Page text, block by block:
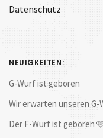
Datenschutz
NEUIGKEITEN:
G-Wurf ist geboren
Wir erwarten unseren G-
Der F-Wurf ist geboren